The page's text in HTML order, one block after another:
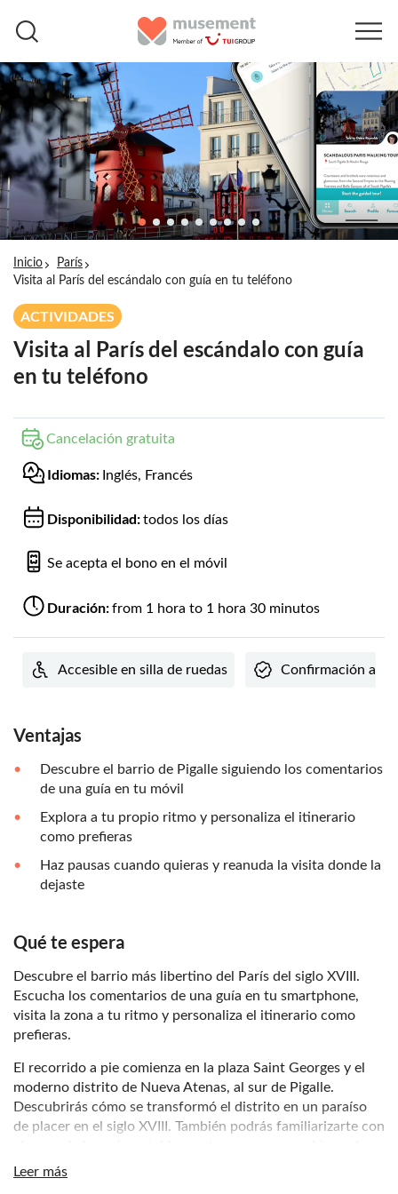
Inicio
París
Visita al París del escándalo con guía en tu teléfono
ACTIVIDADES
Visita al París del escándalo con guía
en tu teléfono
Cancelación gratuita
Idiomas: Inglés, Francés
Disponibilidad:todos los días
Se acepta el bono en el móvil
Duración:from 1 hora to 1 hora 30 minutos
Accesible en silla de ruedas Confirmación al
Ventajas
Descubre el barrio de Pigalle siguiendo los comentarios
de una guía en tu móvil
Explora a tu propio ritmo y personaliza el itinerario
como prefieras
Haz pausas cuando quieras y reanuda la visita donde la
dejaste
Qué te espera
Descubre el barrio más libertino del París del siglo XVIII.
Escucha los comentarios de una guía en tu smartphone,
visita la zona a tu ritmo y personaliza el itinerario como
prefieras.
El recorrido a pie comienza en la plaza Saint Georges y el
moderno distrito de Nueva Atenas, al sur de Pigalle.
Descubrirás cómo se transformó el distrito en un paraíso
de placer en el siglo XVIII. También podrás familiarizarte con
historia introduciendo aires de libertad en una sociedad
Leer más